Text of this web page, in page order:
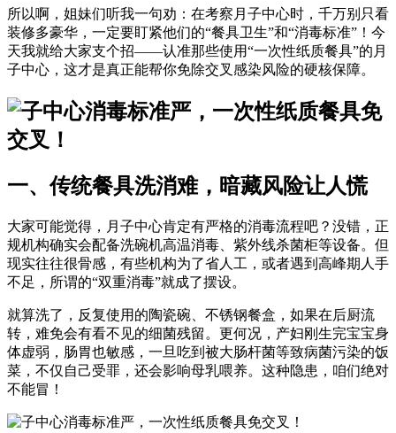
所以啊，姐妹们听我一句劝：在考察月子中心时，千万别只看
装修多豪华，一定要盯紧他们的“餐具卫生”和“消毒标准”！今
天我就给大家支个招——认准那些使用“一次性纸质餐具”的月
子中心，这才是真正能帮你免除交叉感染风险的硬核保障。
一、传统餐具洗消难，暗藏风险让人慌
大家可能觉得，月子中心肯定有严格的消毒流程吧？没错，正
规机构确实会配备洗碗机高温消毒、紫外线杀菌柜等设备。但
现实往往很骨感，有些机构为了省人工，或者遇到高峰期人手
不足，所谓的“双重消毒”就成了摆设。
就算洗了，反复使用的陶瓷碗、不锈钢餐盒，如果在后厨流
转，难免会有看不见的细菌残留。更何况，产妇刚生完宝宝身
体虚弱，肠胃也敏感，一旦吃到被大肠杆菌等致病菌污染的饭
菜，不仅自己受罪，还会影响母乳喂养。这种隐患，咱们绝对
不能冒！